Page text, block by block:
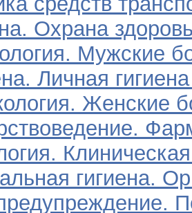
Охрана
Мужские
Личная
Женские
гигиена.